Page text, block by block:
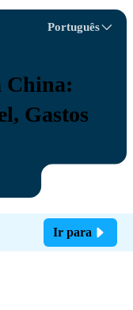
Português
China:
Gastos
Ir para